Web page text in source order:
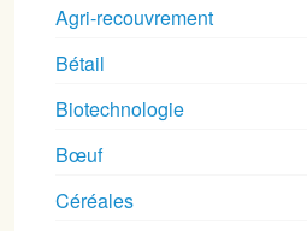
Agri-recouvrement
Bétail
Biotechnologie
Bœuf
Céréales